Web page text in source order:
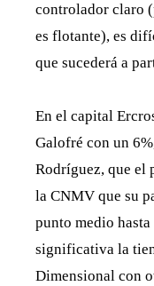
controlador claro
es flotante), es
que sucederá a
En el capital
Galofré con un
Rodríguez, que el
la CNMV que su
punto medio
significativa la
Dimensional con